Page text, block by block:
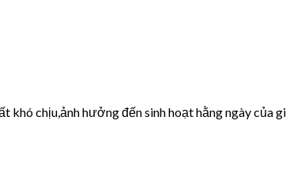
chịu,ảnh hưởng đến sinh hoạt hằng ngày của